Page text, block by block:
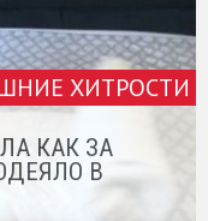
ХИТРОСТИ
КАК ЗА
В